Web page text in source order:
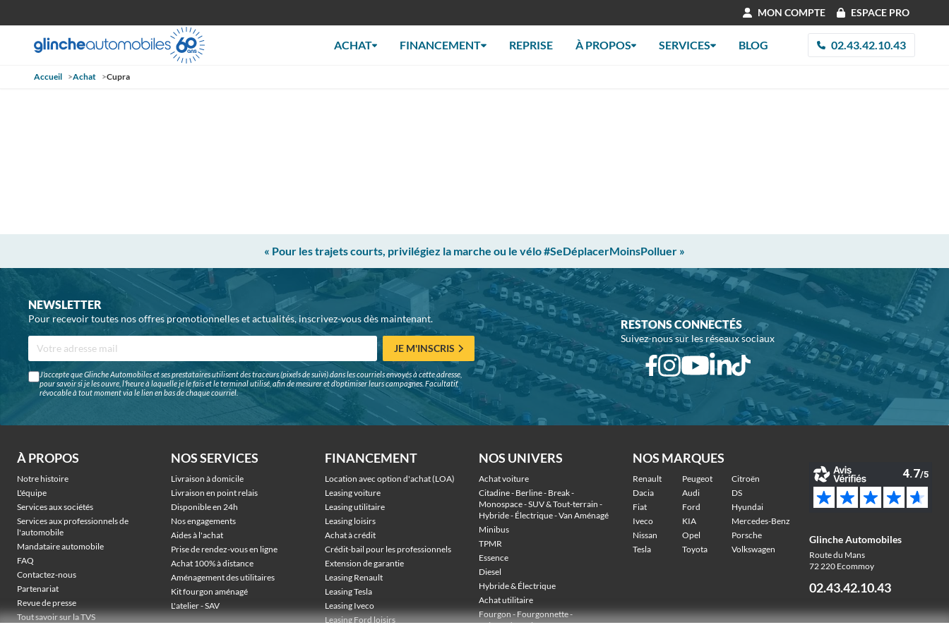
MON COMPTE ESPACE PRO
ACHAT FINANCEMENT REPRISE À PROPOS SERVICES BLOG 02.43.42.10.43
Accueil >Achat >Cupra
« Pour les trajets courts, privilégiez la marche ou le vélo #SeDéplacerMoinsPolluer »
NEWSLETTER
Pour recevoir toutes nos offres promotionnelles et actualités, inscrivez-vous dès maintenant.
JE M'INSCRIS
J'accepte que Glinche Automobiles et ses prestataires utilisent des traceurs (pixels de suivi) dans les courriels envoyés à cette adresse,
pour savoir si je les ouvre, l'heure à laquelle je le fais et le terminal utilisé, afin de mesurer et d'optimiser leurs campagnes. Facultatif,
révocable à tout moment via le lien en bas de chaque courriel.
RESTONS CONNECTÉS
Suivez-nous sur les réseaux sociaux
À PROPOS
Notre histoire
L'équipe
Services aux sociétés
Services aux professionnels de
l'automobile
Mandataire automobile
FAQ
Contactez-nous
Partenariat
Revue de presse
Tout savoir sur la TVS
NOS SERVICES
Livraison à domicile
Livraison en point relais
Disponible en 24h
Nos engagements
Aides à l'achat
Prise de rendez-vous en ligne
Achat 100% à distance
Aménagement des utilitaires
Kit fourgon aménagé
L'atelier - SAV
FINANCEMENT
Location avec option d'achat (LOA)
Leasing voiture
Leasing utilitaire
Leasing loisirs
Achat à crédit
Crédit-bail pour les professionnels
Extension de garantie
Leasing Renault
Leasing Tesla
Leasing Iveco
Leasing Ford loisirs
NOS UNIVERS
Achat voiture
Citadine - Berline - Break -
Monospace - SUV & Tout-terrain -
Hybride - Électrique - Van Aménagé
Minibus
TPMR
Essence
Diesel
Hybride & Électrique
Achat utilitaire
Fourgon - Fourgonnette -
Voiture de société -
NOS MARQUES
Renault Peugeot
Citroën
Dacia
Audi
DS
Fiat
Ford
Hyundai
Iveco
KIA
Mercedes-Benz
Nissan
Opel
Porsche
Tesla
Toyota Volkswagen
Glinche Automobiles
Route du Mans
72 220 Ecommoy
02.43.42.10.43